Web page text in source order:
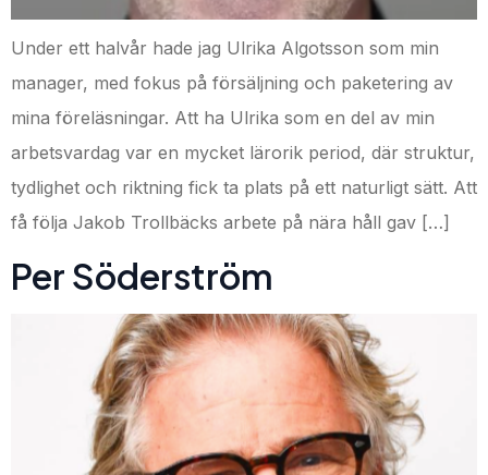
Under ett halvår hade jag Ulrika Algotsson som min
manager, med fokus på försäljning och paketering av
mina föreläsningar. Att ha Ulrika som en del av min
arbetsvardag var en mycket lärorik period, där struktur,
tydlighet och riktning fick ta plats på ett naturligt sätt. Att
få följa Jakob Trollbäcks arbete på nära håll gav […]
Per Söderström